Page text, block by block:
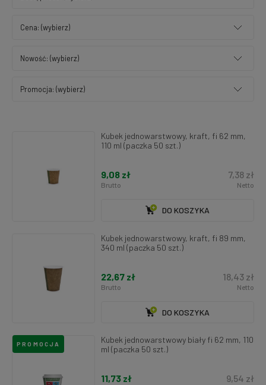
Cena: (wybierz)
Nowość: (wybierz)
Promocja: (wybierz)
Kubek jednowarstwowy, kraft, fi 62 mm,
110 ml (paczka 50 szt.)
9,08 zł
Brutto
7,38 zł
Netto
DO KOSZYKA
Kubek jednowarstwowy, kraft, fi 89 mm,
340 ml (paczka 50 szt.)
22,67 zł
Brutto
18,43 zł
Netto
DO KOSZYKA
Kubek jednowarstwowy biały fi 62 mm, 110
ml (paczka 50 szt.)
11,73 zł 9,54 zł
PROMOCJA